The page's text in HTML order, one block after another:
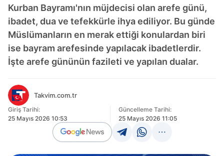
Kurban Bayramı'nın müjdecisi olan arefe günü,
ibadet, dua ve tefekkürle ihya ediliyor. Bu günde
Müslümanların en merak ettiği konulardan biri
ise bayram arefesinde yapılacak ibadetlerdir.
İşte arefe gününün fazileti ve yapılan dualar.
Takvim.com.tr
Giriş Tarihi:
25 Mayıs 2026 10:53
Güncelleme Tarihi:
25 Mayıs 2026 11:05